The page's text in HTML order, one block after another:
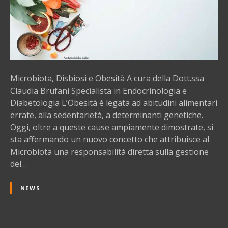
f
a
n
i
a
,
D
i
s
i
o
s
i
e
O
b
Microbiota, Disbiosi e Obesità A cura della Dott.ssa
Claudia Brufani Specialista in Endocrinologia e
Diabetologia L’Obesità è legata ad abitudini alimentari
errate, alla sedentarietà, a determinanti genetiche.
Oggi, oltre a queste cause ampiamente dimostrate, si
sta affermando un nuovo concetto che attribuisce al
Microbiota una responsabilità diretta sulla gestione
del…
NEWS